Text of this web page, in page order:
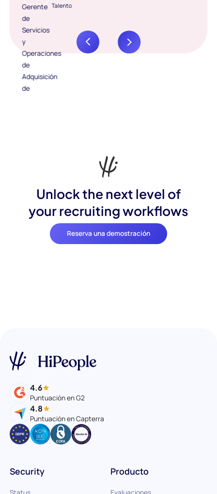
Talento
Unlock the next level of
your recruiting workflows
Reserva una demostración
4.6
Puntuación en G2
4.8
Puntuación en Capterra
Producto
Evaluaciones
Security
Status